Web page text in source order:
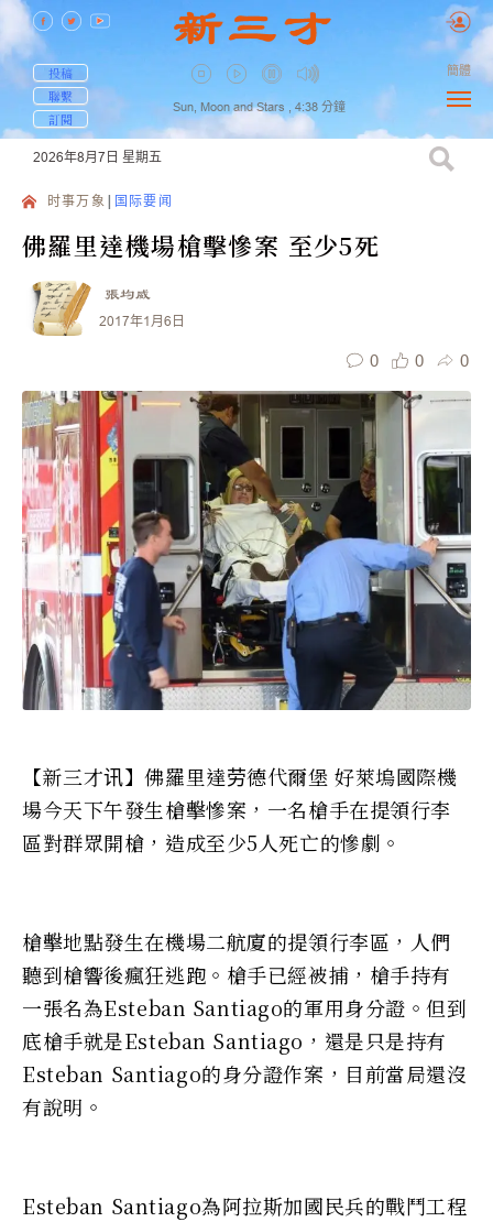
投稿
聯繫
訂閱
Sun, Moon and Stars , 4:38 分鐘
簡體
2026年8月7日 星期五
时事万象 国际要闻
佛羅里達機場槍擊慘案 至少5死
張均威
2017年1月6日
0 0 0
【新三才讯】佛羅里達劳德代爾堡 好萊塢國際機
場今天下午發生槍擊慘案，一名槍手在提領行李
區對群眾開槍，造成至少5人死亡的慘劇。
槍擊地點發生在機場二航廈的提領行李區，人們
聽到槍響後瘋狂逃跑。槍手已經被捕，槍手持有
一張名為Esteban Santiago的軍用身分證。但到
底槍手就是Esteban Santiago，還是只是持有
Esteban Santiago的身分證作案，目前當局還沒
有說明。
Esteban Santiago為阿拉斯加國民兵的戰鬥工程